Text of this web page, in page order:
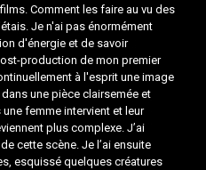
Comment les faire au vu des
Je n'ai pas énormément
d'énergie et de savoir
production de mon premier
à l'esprit une image
une pièce clairsemée et
femme intervient et leur
plus complexe. J’ai
cette scène. Je l’ai ensuite
esquissé quelques créatures